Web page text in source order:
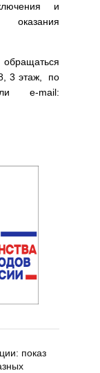
и
обращаться
3 этаж, по
e-mail:
показ